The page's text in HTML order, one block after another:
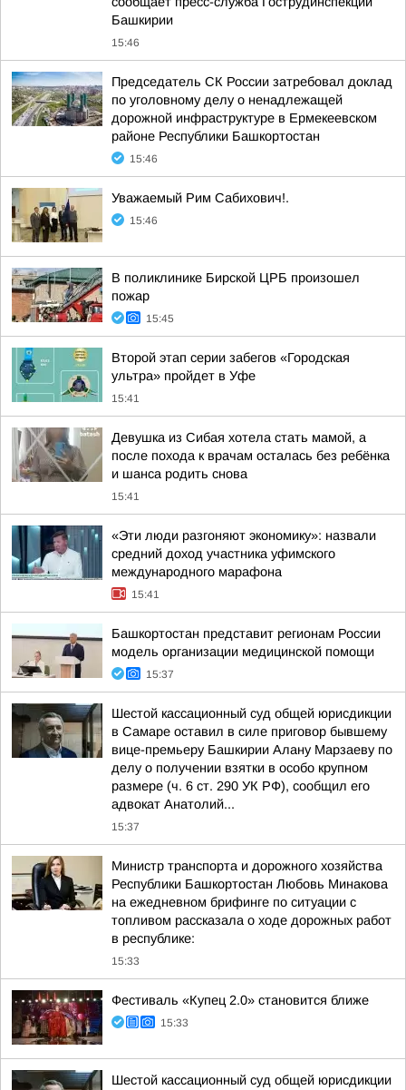
Башкирии
15:46
Председатель СК России затребовал доклад
по уголовному делу о ненадлежащей
дорожной инфраструктуре в Ермекеевском
районе Республики Башкортостан
15:46
Уважаемый Рим Сабихович!.
15:46
В поликлинике Бирской ЦРБ произошел
пожар
15:45
Второй этап серии забегов «Городская
ультра» пройдет в Уфе
15:41
Девушка из Сибая хотела стать мамой, а
после похода к врачам осталась без ребёнка
и шанса родить снова
15:41
«Эти люди разгоняют экономику»: назвали
средний доход участника уфимского
международного марафона
15:41
Башкортостан представит регионам России
модель организации медицинской помощи
15:37
Шестой кассационный суд общей юрисдикции
в Самаре оставил в силе приговор бывшему
вице-премьеру Башкирии Алану Марзаеву по
делу о получении взятки в особо крупном
размере (ч. 6 ст. 290 УК РФ), сообщил его
адвокат Анатолий...
15:37
Министр транспорта и дорожного хозяйства
Республики Башкортостан Любовь Минакова
на ежедневном брифинге по ситуации с
топливом рассказала о ходе дорожных работ
в республике:
15:33
Фестиваль «Купец 2.0» становится ближе
15:33
Шестой кассационный суд общей юрисдикции